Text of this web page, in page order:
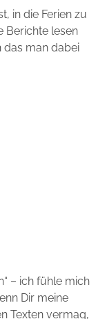
in die Ferien zu
Berichte lesen
das man dabei
– ich fühle mich
Dir meine
Texten vermag,